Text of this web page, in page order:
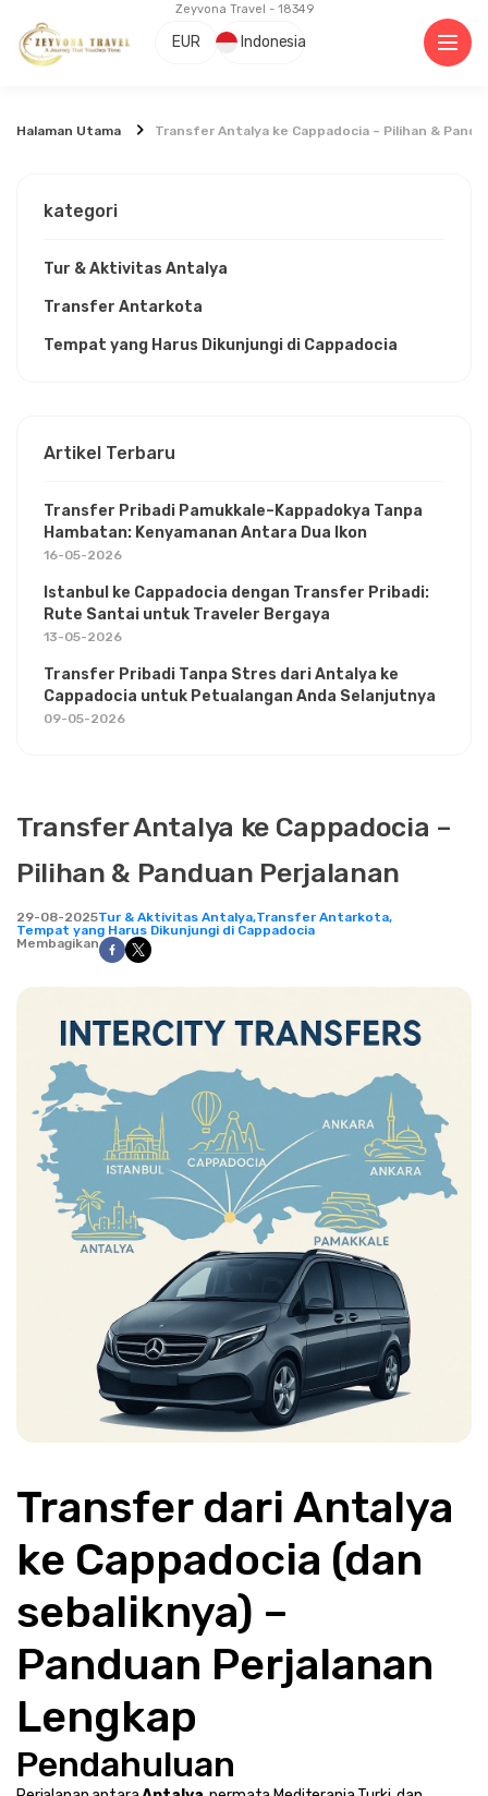
Zeyvona Travel - 18349
EUR Indonesia
Halaman Utama Transfer Antalya ke Cappadocia – Pilihan &
Transfer Antalya ke Cappadocia –
Pilihan & Panduan Perjalanan
29-08-2025Tur & Aktivitas Antalya,Transfer Antarkota,
Tempat yang Harus Dikunjungi di Cappadocia
Membagikan
Transfer dari Antalya
ke Cappadocia (dan
sebaliknya) –
Panduan Perjalanan
Lengkap
Pendahuluan
kategori
Tur & Aktivitas Antalya
Transfer Antarkota
Tempat yang Harus Dikunjungi di Cappadocia
Artikel Terbaru
Transfer Pribadi Pamukkale–Kappadokya Tanpa
Hambatan: Kenyamanan Antara Dua Ikon
16-05-2026
Istanbul ke Cappadocia dengan Transfer Pribadi:
Rute Santai untuk Traveler Bergaya
13-05-2026
Transfer Pribadi Tanpa Stres dari Antalya ke
Cappadocia untuk Petualangan Anda Selanjutnya
09-05-2026